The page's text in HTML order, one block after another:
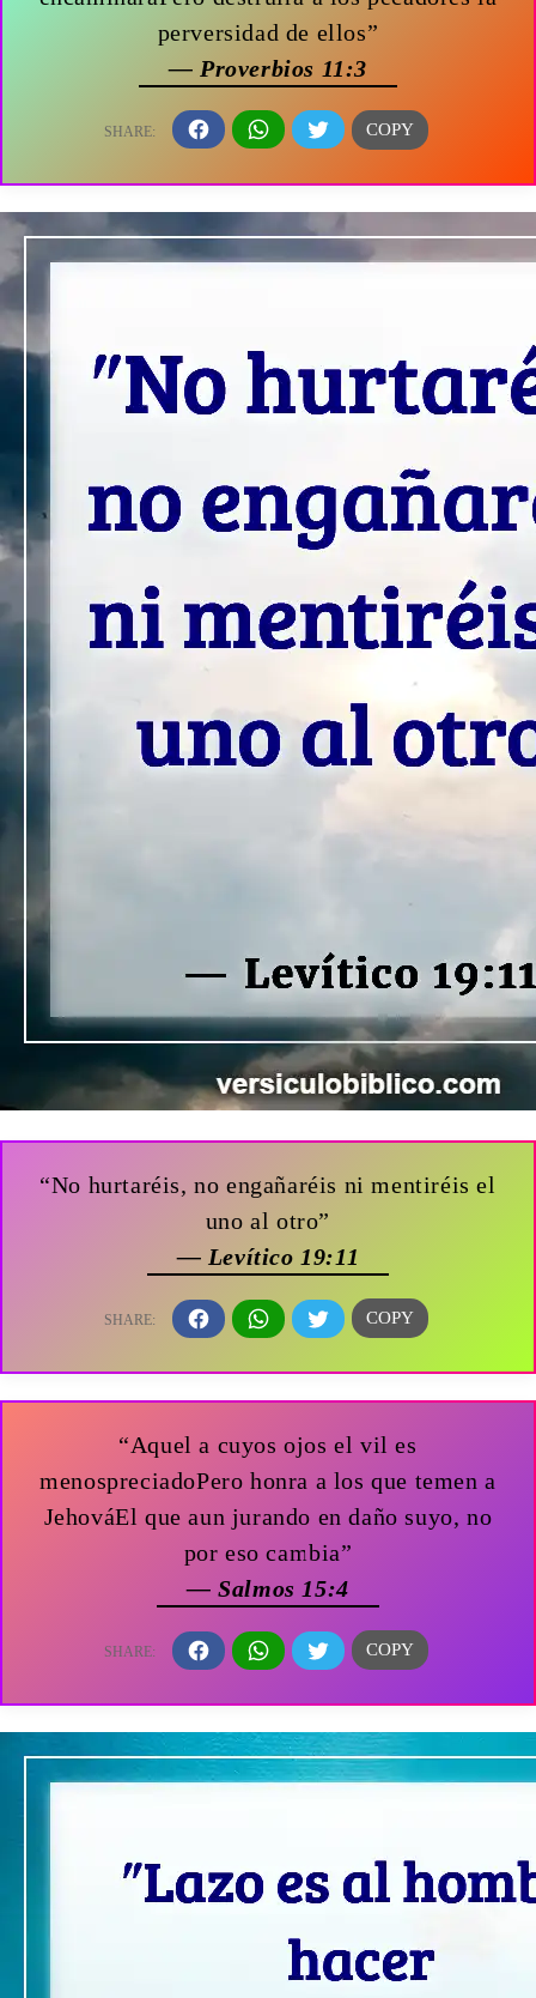
perversidad de ellos”
— Proverbios 11:3
“No hurtaréis, no engañaréis ni mentiréis el
uno al otro”
— Levítico 19:11
“Aquel a cuyos ojos el vil es
menospreciadoPero honra a los que temen a
JehováEl que aun jurando en daño suyo, no
por eso cambia”
— Salmos 15:4